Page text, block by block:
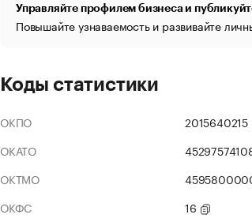
Управляйте профилем бизнеса и
Повышайте узнаваемость и развивайте
Коды статистики
ОКПО
2015640215
ОКАТО
ОКТМО
ОКФС
16